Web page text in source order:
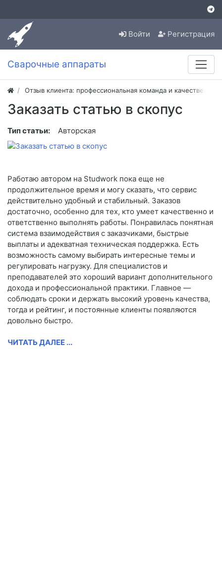
Войти Регистрация
Сварочные аппараты
Отзыв клиента: профессиональная команда и
Заказать статью в скопус
Тип статьи: Авторская
Работаю автором на Studwork пока еще не
продолжительное время и могу сказать, что сервис
действительно удобный и стабильный. Заказов
достаточно, особенно для тех, кто умеет качественно и
ответственно выполнять работы. Понравилась понятная
система взаимодействия с заказчиками, быстрые
выплаты и адекватная техническая поддержка. Есть
возможность самому выбирать интересные темы и
регулировать нагрузку. Для специалистов и
преподавателей это хороший вариант дополнительного
дохода и профессиональной практики. Главное —
соблюдать сроки и держать высокий уровень качества,
тогда и рейтинг, и постоянные клиенты появляются
довольно быстро.
ЧИТАТЬ ДАЛЕЕ ...